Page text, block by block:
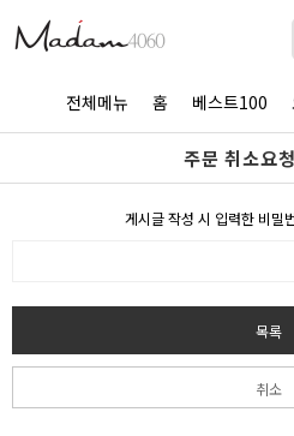
전체메뉴 홈 베스트100
주문 취소요
게시글 작성 시 입력한 비밀
목록
취소